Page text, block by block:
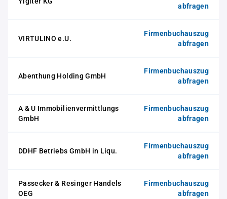
abfragen
VIRTULINO e.U.
Firmenbuchauszug
abfragen
Abenthung Holding GmbH
Firmenbuchauszug
abfragen
A & U Immobilienvermittlungs
GmbH
Firmenbuchauszug
abfragen
DDHF Betriebs GmbH in Liqu.
Firmenbuchauszug
abfragen
Passecker & Resinger Handels
OEG
Firmenbuchauszug
abfragen